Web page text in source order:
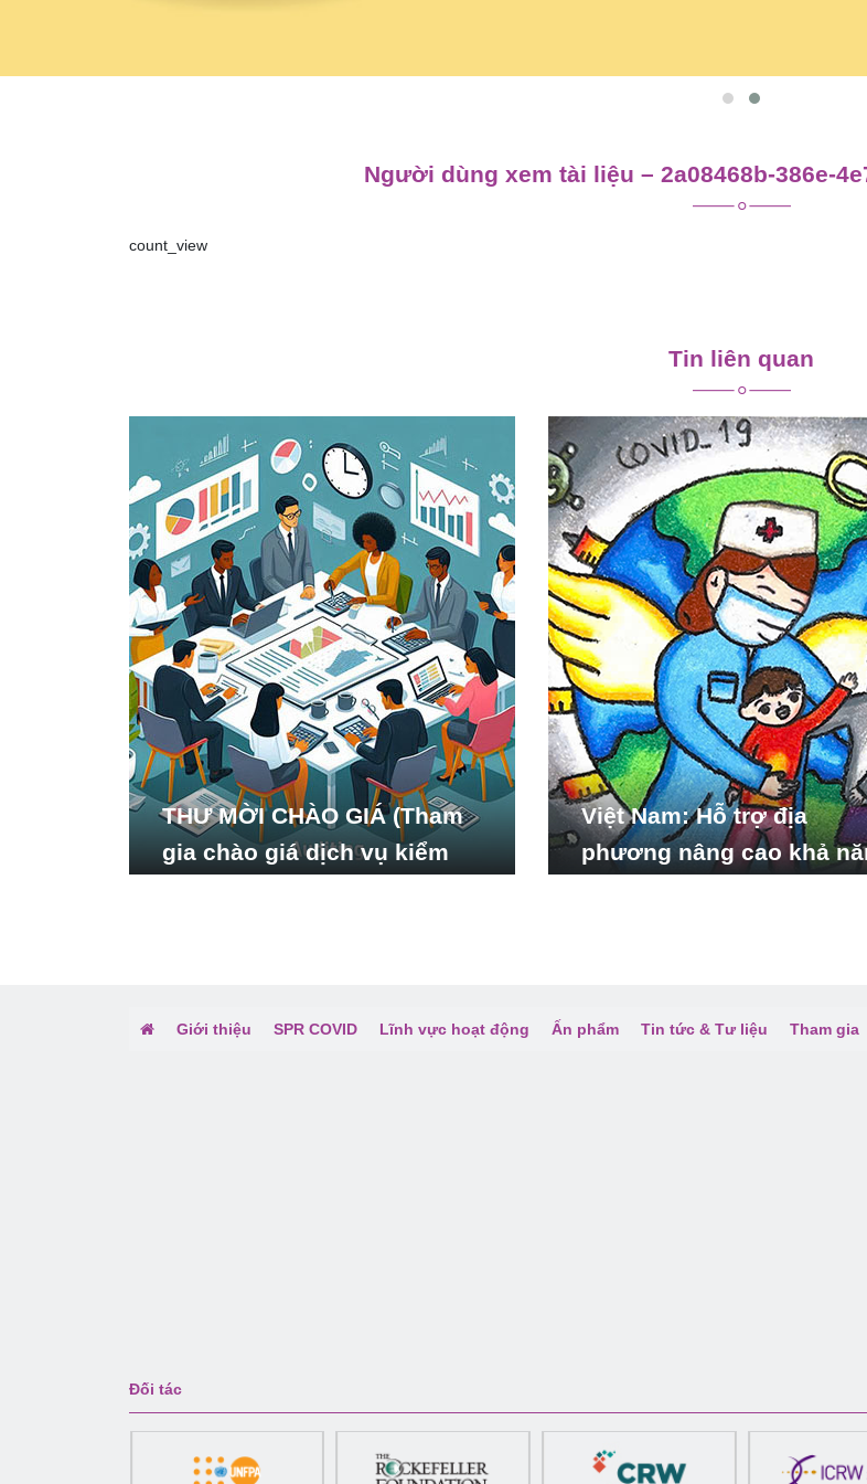
Người dùng xem tài liệu – 2a08468b-386e-
count_view
viết
Tin liên quan
THƯ MỜI CHÀO GIÁ (Tham
gia chào giá dịch vụ kiểm
Việt Nam: Hỗ trợ địa
phương nâng cao khả
Giới thiệu SPR COVID Lĩnh vực hoạt động Ấn phẩm Tin tức & Tư liệu Tham gia
Đối tác